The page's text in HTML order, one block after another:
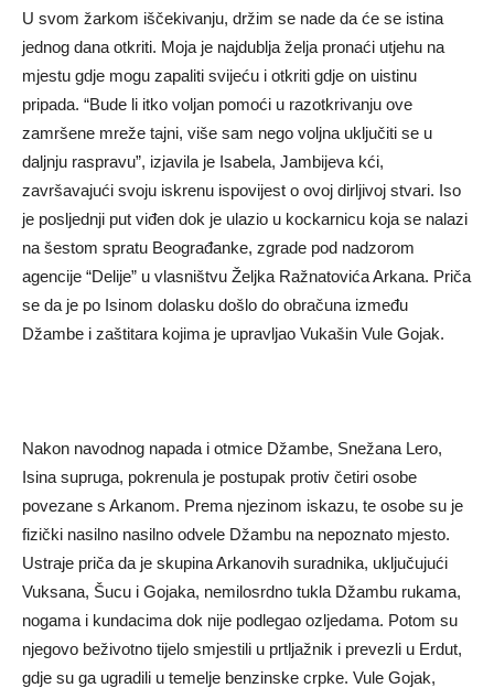
U svom žarkom iščekivanju, držim se nade da će se istina
jednog dana otkriti. Moja je najdublja želja pronaći utjehu na
mjestu gdje mogu zapaliti svijeću i otkriti gdje on uistinu
pripada. “Bude li itko voljan pomoći u razotkrivanju ove
zamršene mreže tajni, više sam nego voljna uključiti se u
daljnju raspravu”, izjavila je Isabela, Jambijeva kći,
završavajući svoju iskrenu ispovijest o ovoj dirljivoj stvari. Iso
je posljednji put viđen dok je ulazio u kockarnicu koja se nalazi
na šestom spratu Beograđanke, zgrade pod nadzorom
agencije “Delije” u vlasništvu Željka Ražnatovića Arkana. Priča
se da je po Isinom dolasku došlo do obračuna između
Džambe i zaštitara kojima je upravljao Vukašin Vule Gojak.
Nakon navodnog napada i otmice Džambe, Snežana Lero,
Isina supruga, pokrenula je postupak protiv četiri osobe
povezane s Arkanom. Prema njezinom iskazu, te osobe su je
fizički nasilno nasilno odvele Džambu na nepoznato mjesto.
Ustraje priča da je skupina Arkanovih suradnika, uključujući
Vuksana, Šucu i Gojaka, nemilosrdno tukla Džambu rukama,
nogama i kundacima dok nije podlegao ozljedama. Potom su
njegovo beživotno tijelo smjestili u prtljažnik i prevezli u Erdut,
gdje su ga ugradili u temelje benzinske crpke. Vule Gojak,